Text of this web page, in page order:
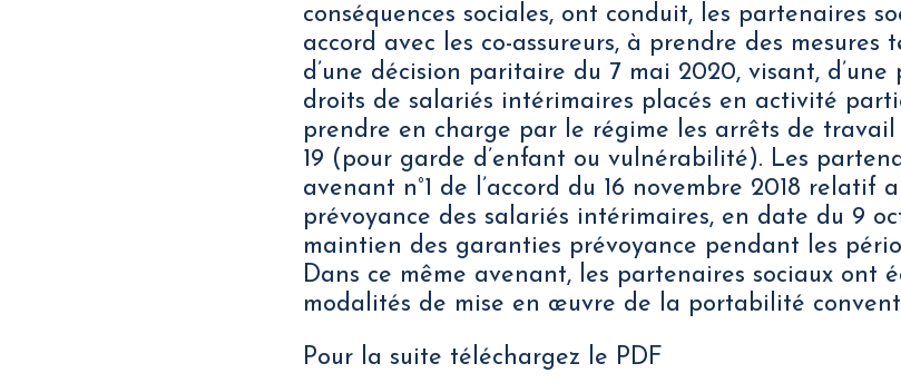
conséquences sociales, ont conduit, les partenaires
accord avec les co-assureurs, à prendre des mesures
d’une décision paritaire du 7 mai 2020, visant, d’une
droits de salariés intérimaires placés en activité
prendre en charge par le régime les arrêts de
19 (pour garde d’enfant ou vulnérabilité). Les
avenant n°1 de l’accord du 16 novembre 2018 relatif
prévoyance des salariés intérimaires, en date du 9
maintien des garanties prévoyance pendant les
Dans ce même avenant, les partenaires sociaux ont
modalités de mise en œuvre de la portabilité
Pour la suite téléchargez le PDF